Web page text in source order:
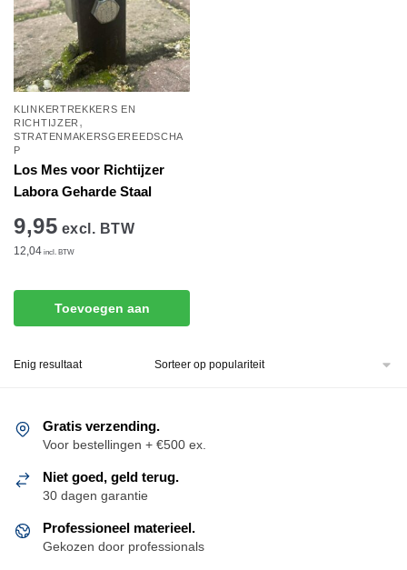
KLINKERTREKKERS EN
RICHTIJZER ,
STRATENMAKERSGEREEDSCHA
P
Los Mes voor Richtijzer
Labora Geharde Staal
9,95 excl. BTW
12,04 incl. BTW
Toevoegen aan
Enig resultaat
Gratis verzending.
Voor bestellingen + €500 ex.
Niet goed, geld terug.
30 dagen garantie
Professioneel materieel.
Gekozen door professionals